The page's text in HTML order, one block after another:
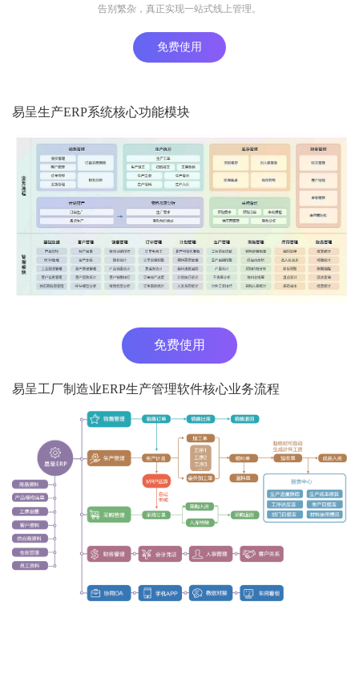
告别繁杂，真正实现一站式线上管理。
免费使用
易呈生产ERP系统核心功能模块
免费使用
易呈工厂制造业ERP生产管理软件核心业务流程